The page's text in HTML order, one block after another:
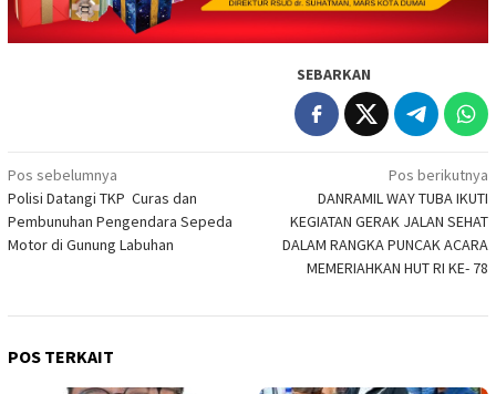
SEBARKAN
Navigasi
pos
Pos sebelumnya
Polisi Datangi TKP Curas dan
Pembunuhan Pengendara Sepeda
Motor di Gunung Labuhan
Pos berikutnya
DANRAMIL WAY TUBA IKUTI
KEGIATAN GERAK JALAN SEHAT
DALAM RANGKA PUNCAK ACARA
MEMERIAHKAN HUT RI KE- 78
POS TERKAIT